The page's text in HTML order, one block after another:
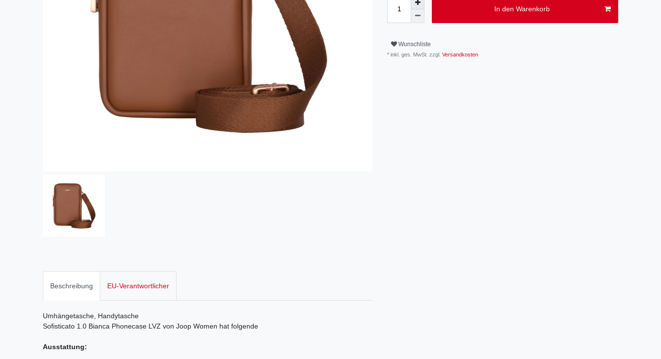
In den Warenkorb
Wunschliste
* inkl. ges. MwSt. zzgl. Versandkosten
Beschreibung EU-Verantwortlicher
Umhängetasche, Handytasche
Sofisticato 1.0 Bianca Phonecase LVZ von Joop Women hat folgende
Ausstattung: